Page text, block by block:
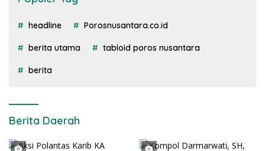
headline Porosnusantara.co.id
berita utama tabloid poros nusantara
berita
Berita Daerah